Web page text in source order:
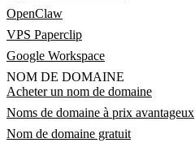
OpenClaw
VPS Paperclip
Google Workspace
NOM DE DOMAINE
Acheter un nom de domaine
Noms de domaine à prix avantageux
Nom de domaine gratuit